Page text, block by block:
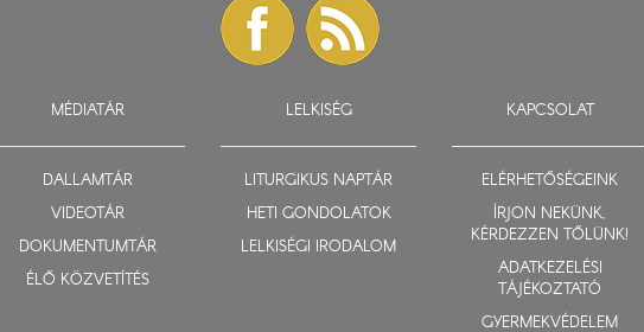
MÉDIATÁR
DALLAMTÁR
VIDEOTÁR
DOKUMENTUMTÁR
ÉLŐ KÖZVETÍTÉS
LELKISÉG
LITURGIKUS NAPTÁR
HETI GONDOLATOK
LELKISÉGI IRODALOM
KAPCSOLAT
ELÉRHETŐSÉGEINK
ÍRJON NEKÜNK,
KÉRDEZZEN TŐLÜNK!
ADATKEZELÉSI
TÁJÉKOZTATÓ
GYERMEKVÉDELEM